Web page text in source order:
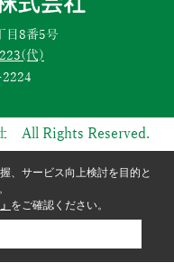
目8番5号
代)
All Rights Reserved.
、サービス向上検討を目的と
をご確認ください。